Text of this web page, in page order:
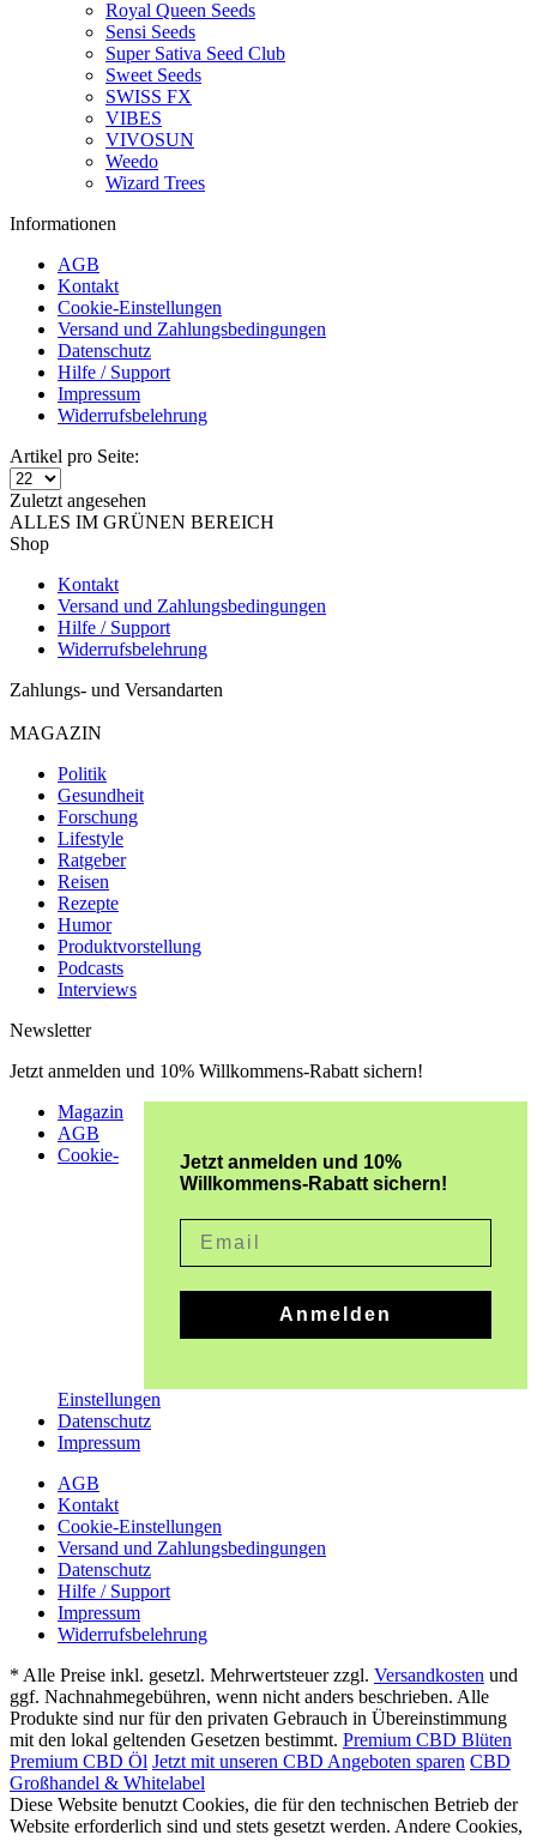
Royal Queen Seeds
Sensi Seeds
Super Sativa Seed Club
Sweet Seeds
SWISS FX
VIBES
VIVOSUN
Weedo
Wizard Trees
Informationen
AGB
Kontakt
Cookie-Einstellungen
Versand und Zahlungsbedingungen
Datenschutz
Hilfe / Support
Impressum
Widerrufsbelehrung
Artikel pro Seite:
Zuletzt angesehen
ALLES IM GRÜNEN BEREICH
Shop
Kontakt
Versand und Zahlungsbedingungen
Hilfe / Support
Widerrufsbelehrung
Zahlungs- und Versandarten
MAGAZIN
Politik
Gesundheit
Forschung
Lifestyle
Ratgeber
Reisen
Rezepte
Humor
Produktvorstellung
Podcasts
Interviews
Newsletter
Jetzt anmelden und 10% Willkommens-Rabatt sichern!
Jetzt anmelden und 10%
Willkommens-Rabatt sichern!
Anmelden
Magazin
AGB
Cookie-
Einstellungen
Datenschutz
Impressum
AGB
Kontakt
Cookie-Einstellungen
Versand und Zahlungsbedingungen
Datenschutz
Hilfe / Support
Impressum
Widerrufsbelehrung
* Alle Preise inkl. gesetzl. Mehrwertsteuer zzgl. Versandkosten und
ggf. Nachnahmegebühren, wenn nicht anders beschrieben. Alle
Produkte sind nur für den privaten Gebrauch in Übereinstimmung
mit den lokal geltenden Gesetzen bestimmt. Premium CBD Blüten
Premium CBD Öl Jetzt mit unseren CBD Angeboten sparen CBD
Großhandel & Whitelabel
Diese Website benutzt Cookies, die für den technischen Betrieb der
Website erforderlich sind und stets gesetzt werden. Andere Cookies,